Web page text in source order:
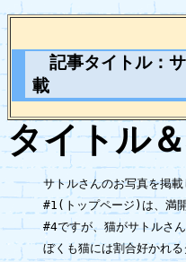
記事タイトル：
載
タイトル
サトルさんのお写真を掲
#1(トップページ)は、満
#4ですが、猫がサトルさ
ぼくも猫には割合好かれ